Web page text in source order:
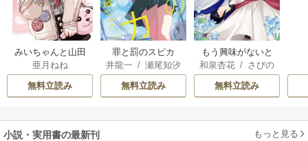
みいちゃんと山田
さん
亜月ねね
無料立読み
罪と罰のスピカ
井龍一 /瀬尾知汐
無料立読み
もう興味がないと
離婚された令嬢の
意外と楽しい新生
活
和泉杏花 / さびの
ぶち
無料立読み
小説・実用書の最新刊 もっと見る